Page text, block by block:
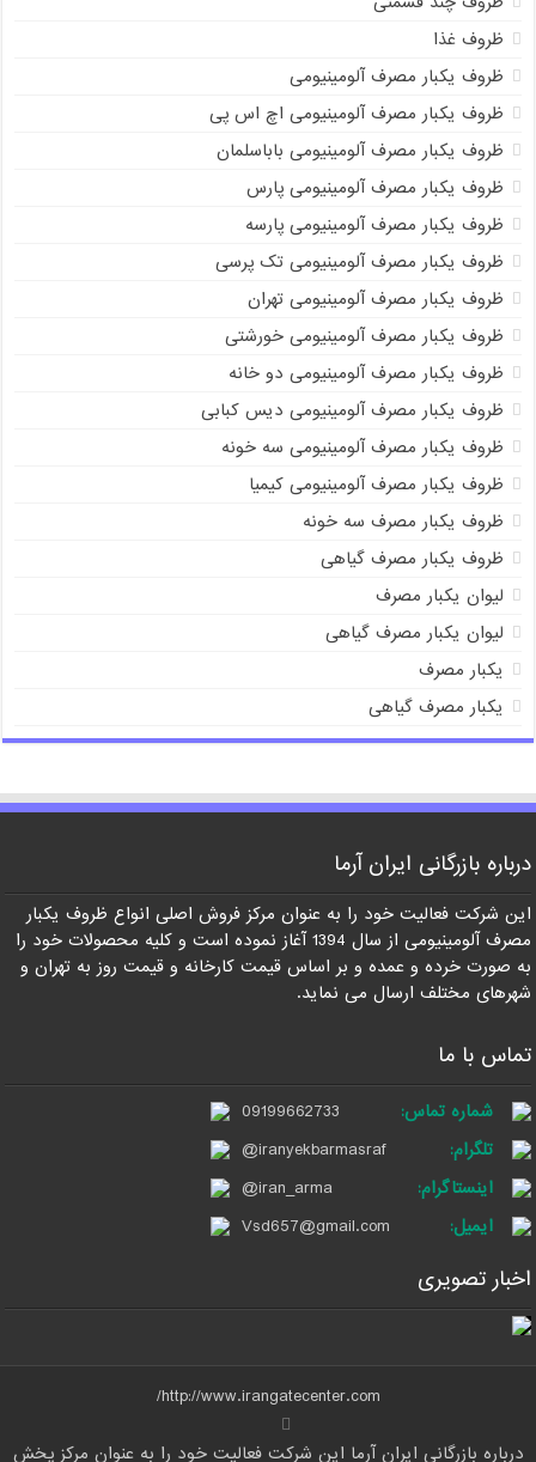
ظروف غذا
ظروف یکبار مصرف آلومینیومی
ظروف یکبار مصرف آلومینیومی اچ اس پی
ظروف یکبار مصرف آلومینیومی باباسلمان
ظروف یکبار مصرف آلومینیومی پارس
ظروف یکبار مصرف آلومینیومی پارسه
ظروف یکبار مصرف آلومینیومی تک پرسی
ظروف یکبار مصرف آلومینیومی تهران
ظروف یکبار مصرف آلومینیومی خورشتی
ظروف یکبار مصرف آلومینیومی دو خانه
ظروف یکبار مصرف آلومینیومی دیس کبابی
ظروف یکبار مصرف آلومینیومی سه خونه
ظروف یکبار مصرف آلومینیومی کیمیا
ظروف یکبار مصرف سه خونه
ظروف یکبار مصرف گیاهی
لیوان یکبار مصرف
لیوان یکبار مصرف گیاهی
یکبار مصرف
یکبار مصرف گیاهی
درباره بازرگانی ایران آرما
این شرکت فعالیت خود را به عنوان مرکز فروش اصلی انواع ظروف یکبار
مصرف آلومینیومی از سال 1394 آغاز نموده است و کلیه محصولات خود را
به صورت خرده و عمده و بر اساس قیمت کارخانه و قیمت روز به تهران و
شهرهای مختلف ارسال می نماید.
تماس با ما
شماره تماس:
09199662733
تلگرام:
@iranyekbarmasraf
اینستاگرام:
@iran_arma
ایمیل:
Vsd657@gmail.com
اخبار تصویری
http://www.irangatecenter.com/
درباره بازرگانی ایران آرما این شرکت فعالیت خود را به عنوان مرکز پخش